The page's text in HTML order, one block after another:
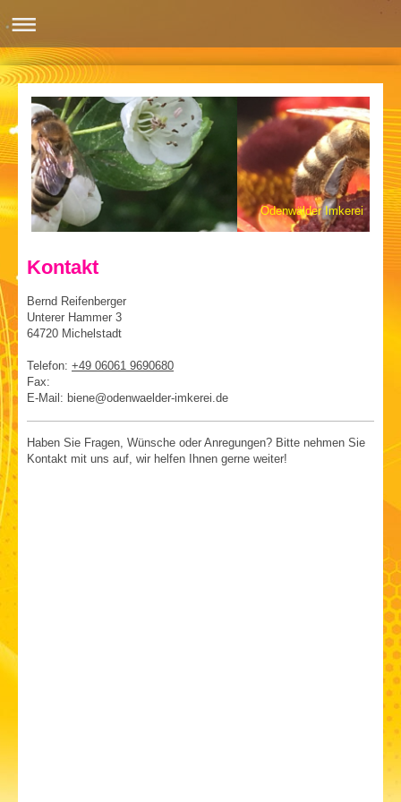
Odenwälder Imkerei
Kontakt
Bernd Reifenberger
Unterer Hammer 3
64720 Michelstadt
Telefon: +49 06061 9690680
Fax:
E-Mail: biene@odenwaelder-imkerei.de
Haben Sie Fragen, Wünsche oder Anregungen? Bitte nehmen Sie
Kontakt mit uns auf, wir helfen Ihnen gerne weiter!